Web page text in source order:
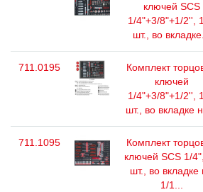
ключей SCS
1/4"+3/8"+1/2'',
шт., во
711.0195
Комплект
ключей
1/4"+3/8"+1/2'',
шт., во вкладке
711.1095
Комплект
ключей SCS 1/
шт., во вкладке
1/1...